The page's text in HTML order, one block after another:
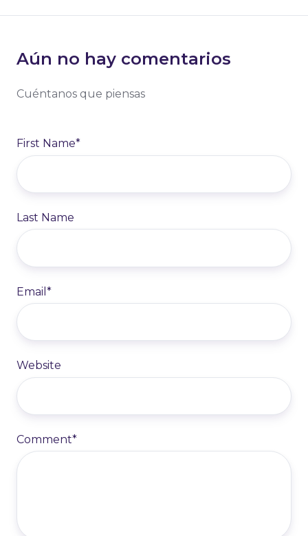
Aún no hay comentarios
Cuéntanos que piensas
First Name*
Last Name
Email *
Website
Comment*